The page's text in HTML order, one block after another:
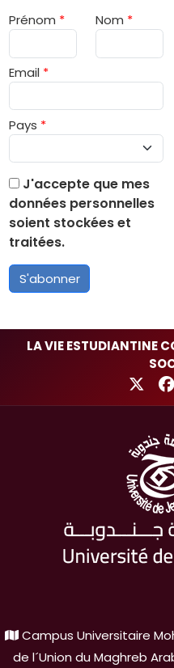
Prénom * Nom *
Email *
Pays *
J'accepte que mes
données personnelles
soient stockées et
traitées.
S'abonner
LA VIE ESTUDIANTINE
Campus Universitaire
de l´Union du Maghreb